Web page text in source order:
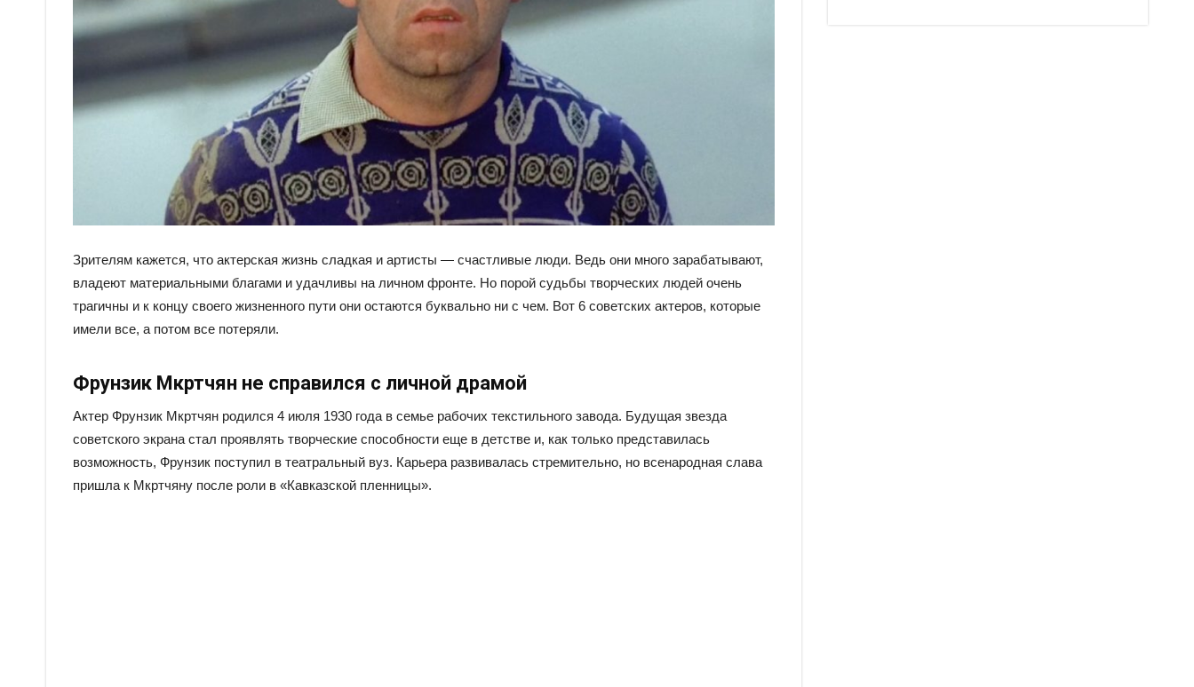
Зрителям кажется, что актерская жизнь сладкая и артисты — счастливые люди. Ведь они много зарабатывают,
владеют материальными благами и удачливы на личном фронте. Но порой судьбы творческих людей очень
трагичны и к концу своего жизненного пути они остаются буквально ни с чем. Вот 6 советских актеров, которые
имели все, а потом все потеряли.
Фрунзик Мкртчян не справился с личной драмой
Актер Фрунзик Мкртчян родился 4 июля 1930 года в семье рабочих текстильного завода. Будущая звезда
советского экрана стал проявлять творческие способности еще в детстве и, как только представилась
возможность, Фрунзик поступил в театральный вуз. Карьера развивалась стремительно, но всенародная слава
пришла к Мкртчяну после роли в «Кавказской пленницы».